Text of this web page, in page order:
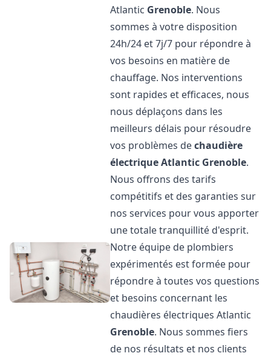
Atlantic Grenoble. Nous
sommes à votre disposition
24h/24 et 7j/7 pour répondre à
vos besoins en matière de
chauffage. Nos interventions
sont rapides et efficaces, nous
nous déplaçons dans les
meilleurs délais pour résoudre
vos problèmes dechaudière
électrique Atlantic Grenoble.
Nous offrons des tarifs
compétitifs et des garanties sur
nos services pour vous apporter
une totale tranquillité d'esprit.
Notre équipe de plombiers
expérimentés est formée pour
répondre à toutes vos questions
et besoins concernant les
chaudières électriques Atlantic
Grenoble. Nous sommes fiers
de nos résultats et nos clients